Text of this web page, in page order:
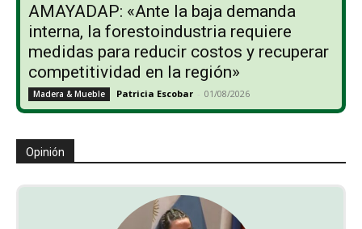
AMAYADAP: «Ante la baja demanda
interna, la forestoindustria requiere
medidas para reducir costos y recuperar
competitividad en la región»
Madera & Mueble Patricia Escobar - 01/08/2026
Opinión